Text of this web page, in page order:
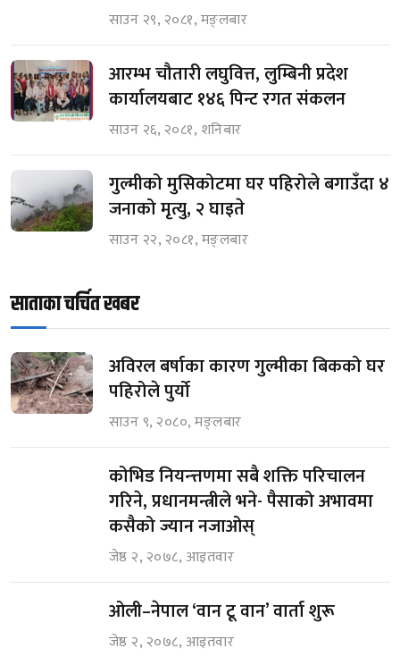
साउन २९, २०८१, मङ्लबार
आरम्भ चौतारी लघुवित्त, लुम्बिनी प्रदेश
कार्यालयबाट १४६ पिन्ट रगत संकलन
साउन २६, २०८१, शनिबार
गुल्मीको मुसिकोटमा घर पहिरोले बगाउँदा ४
जनाको मृत्यु, २ घाइते
साउन २२, २०८१, मङ्लबार
साताका चर्चित खबर
अविरल बर्षाका कारण गुल्मीका बिकको घर
पहिरोले पुर्यो
साउन ९, २०८०, मङ्लबार
कोभिड नियन्त्तणमा सबै शक्ति परिचालन
गरिने, प्रधानमन्त्रीले भने- पैसाको अभावमा
कसैको ज्यान नजाओस्
जेष्ठ २, २०७८, आइतवार
ओली–नेपाल ‘वान टू वान’ वार्ता शुरू
जेष्ठ २, २०७८, आइतवार